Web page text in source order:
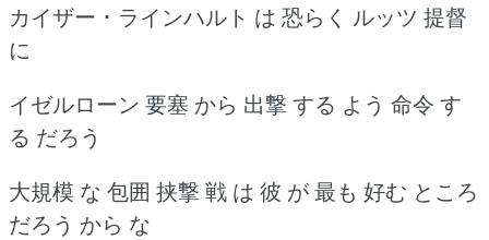
カイザー ･ ラインハルト は 恐らく ルッツ 提督
に
イゼルローン 要塞 から 出撃 する よう 命令 す
る だろう
大規模 な 包囲 挟撃 戦 は 彼 が 最も 好む ところ
だろう から な